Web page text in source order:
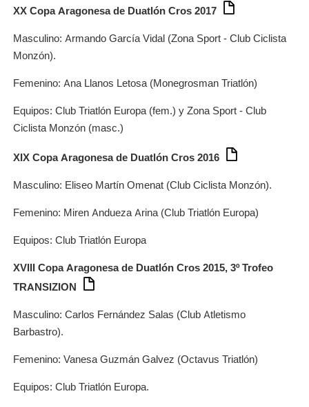
XX Copa Aragonesa de Duatlón Cros 2017
Masculino: Armando García Vidal (Zona Sport - Club Ciclista
Monzón).
Femenino: Ana Llanos Letosa (Monegrosman Triatlón)
Equipos: Club Triatlón Europa (fem.) y Zona Sport - Club
Ciclista Monzón (masc.)
XIX Copa Aragonesa de Duatlón Cros 2016
Masculino: Eliseo Martín Omenat (Club Ciclista Monzón).
Femenino: Miren Andueza Arina (Club Triatlón Europa)
Equipos: Club Triatlón Europa
XVIII Copa Aragonesa de Duatlón Cros 2015, 3º Trofeo
TRANSIZION
Masculino: Carlos Fernández Salas (Club Atletismo
Barbastro).
Femenino: Vanesa Guzmán Galvez (Octavus Triatlón)
Equipos: Club Triatlón Europa.